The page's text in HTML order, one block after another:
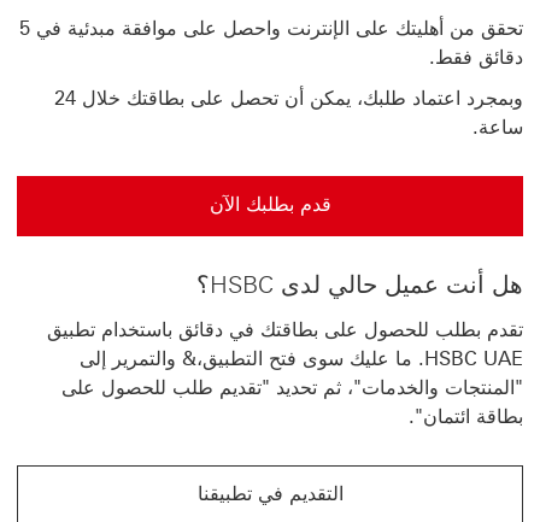
تحقق من أهليتك على الإنترنت واحصل على موافقة مبدئية في 5
دقائق فقط.
وبمجرد اعتماد طلبك، يمكن أن تحصل على بطاقتك خلال 24
ساعة.
قدم بطلبك الآن
هل أنت عميل حالي لدى HSBC؟
‏‫تقدم بطلب للحصول على بطاقتك في دقائق باستخدام تطبيق
HSBC UAE.‬ ‏‫ما عليك سوى فتح التطبيق،& والتمرير إلى
"المنتجات والخدمات"، ثم تحديد "‏‫تقديم طلب للحصول على
بطاقة ائتمان".‬
التقديم في تطبيقنا